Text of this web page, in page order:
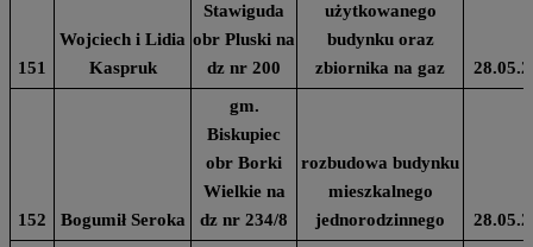
151
Wojciech i Lidia
Kaspruk
Stawiguda
obr Pluski na
dz nr 200
użytkowanego
budynku oraz
zbiornika na gaz
152 Bogumił Seroka
gm.
Biskupiec
obr Borki
Wielkie na
dz nr 234/8
rozbudowa budynku
mieszkalnego
jednorodzinnego